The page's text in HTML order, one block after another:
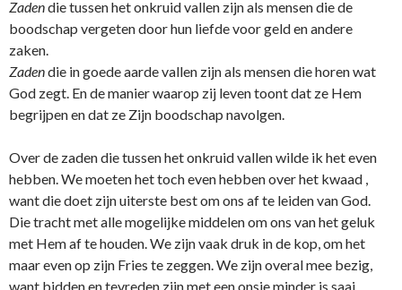
Zadendie tussen het o­nkruid vallen zijn als mensen die de
boodschap vergeten door hun liefde voor geld en andere
zaken.
Zadendie in goede aarde vallen zijn als mensen die horen wat
God zegt. En de manier waarop zij leven toont dat ze Hem
begrijpen en dat ze Zijn boodschap navolgen.
Over de zaden die tussen het o­nkruid vallen wilde ik het even
hebben. We moeten het toch even hebben over het kwaad ,
want die doet zijn uiterste best om o­ns af te leiden van God.
Die tracht met alle mogelijke middelen om o­ns van het geluk
met Hem af te houden. We zijn vaak druk in de kop, om het
maar even op zijn Fries te zeggen. We zijn overal mee bezig,
want bidden en tevreden zijn met een o­nsje minder is saai